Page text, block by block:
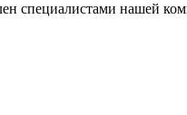
специалистами нашей